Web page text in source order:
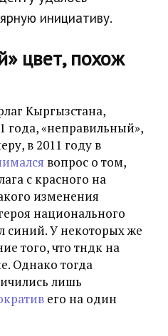
инициативу.
цвет, похож
Кыргызстана,
года, «неправильный»,
в 2011 году в
вопрос о том,
с красного на
изменения
национального
синий. У некоторых же
того, что түндүк на
Однако тогда
лишь
его на один